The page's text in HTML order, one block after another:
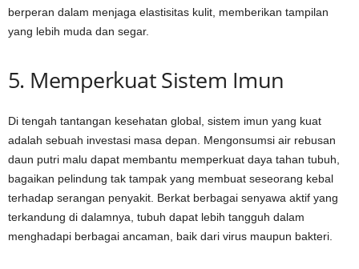
berperan dalam menjaga elastisitas kulit, memberikan tampilan
yang lebih muda dan segar.
5. Memperkuat Sistem Imun
Di tengah tantangan kesehatan global, sistem imun yang kuat
adalah sebuah investasi masa depan. Mengonsumsi air rebusan
daun putri malu dapat membantu memperkuat daya tahan tubuh,
bagaikan pelindung tak tampak yang membuat seseorang kebal
terhadap serangan penyakit. Berkat berbagai senyawa aktif yang
terkandung di dalamnya, tubuh dapat lebih tangguh dalam
menghadapi berbagai ancaman, baik dari virus maupun bakteri.